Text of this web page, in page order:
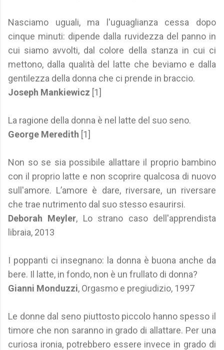
Nasciamo uguali, ma l'uguaglianza cessa dopo
cinque minuti: dipende dalla ruvidezza del panno in
cui siamo avvolti, dal colore della stanza in cui ci
mettono, dalla qualità del latte che beviamo e dalla
gentilezza della donna che ci prende in braccio.
Joseph Mankiewicz [1]
La ragione della donna è nel latte del suo seno.
George Meredith [1]
Non so se sia possibile allattare il proprio bambino
con il proprio latte e non scoprire qualcosa di nuovo
sull'amore. L’amore è dare, riversare, un riversare
che trae nutrimento dal suo stesso esaurirsi.
Deborah Meyler, Lo strano caso dell'apprendista
libraia, 2013
I poppanti ci insegnano: la donna è buona anche da
bere. Il latte, in fondo, non è un frullato di donna?
Gianni Monduzzi, Orgasmo e pregiudizio, 1997
Le donne dal seno piuttosto piccolo hanno spesso il
timore che non saranno in grado di allattare. Per una
curiosa ironia, potrebbero essere invece in grado di